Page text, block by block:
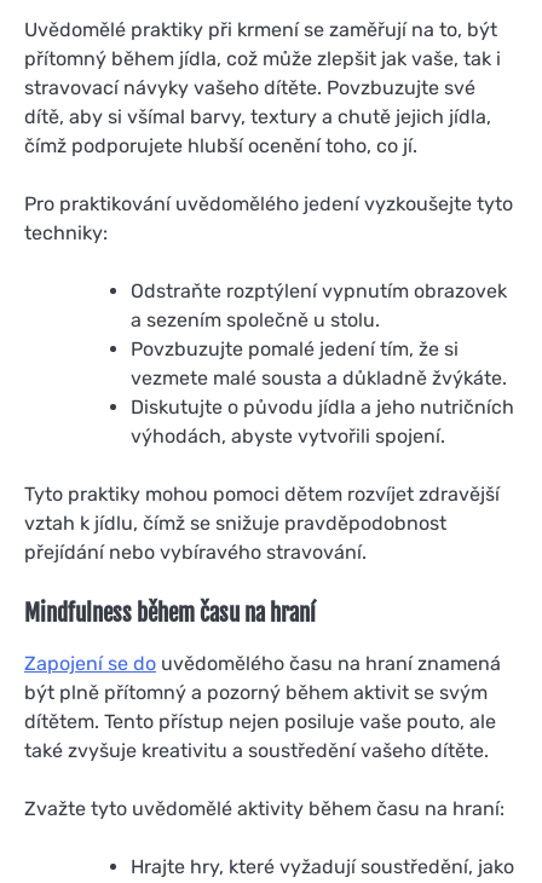
Uvědomělé praktiky při krmení se zaměřují na to, být
přítomný během jídla, což může zlepšit jak vaše, tak i
stravovací návyky vašeho dítěte. Povzbuzujte své
dítě, aby si všímal barvy, textury a chutě jejich jídla,
čímž podporujete hlubší ocenění toho, co jí.
Pro praktikování uvědomělého jedení vyzkoušejte tyto
techniky:
Odstraňte rozptýlení vypnutím obrazovek
a sezením společně u stolu.
Povzbuzujte pomalé jedení tím, že si
vezmete malé sousta a důkladně žvýkáte.
Diskutujte o původu jídla a jeho nutričních
výhodách, abyste vytvořili spojení.
Tyto praktiky mohou pomoci dětem rozvíjet zdravější
vztah k jídlu, čímž se snižuje pravděpodobnost
přejídání nebo vybíravého stravování.
Mindfulness během času na hraní
Zapojení se do uvědomělého času na hraní znamená
být plně přítomný a pozorný během aktivit se svým
dítětem. Tento přístup nejen posiluje vaše pouto, ale
také zvyšuje kreativitu a soustředění vašeho dítěte.
Zvažte tyto uvědomělé aktivity během času na hraní:
Hrajte hry, které vyžadují soustředění, jako